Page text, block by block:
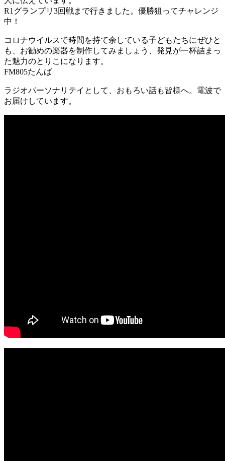
R1グランプリ3回戦まで行きました。優勝狙ってチャレンジ
中！
コロナウイルスで時間を持て余している子どもたちにぜひと
も、お勧めの楽器を制作してみましょう、発見が一杯詰まっ
た魅力のとりこになります。
FM805たんば
ラジオパーソナリテイとして、おもろい話も皆様へ。電波で
お届けしています。